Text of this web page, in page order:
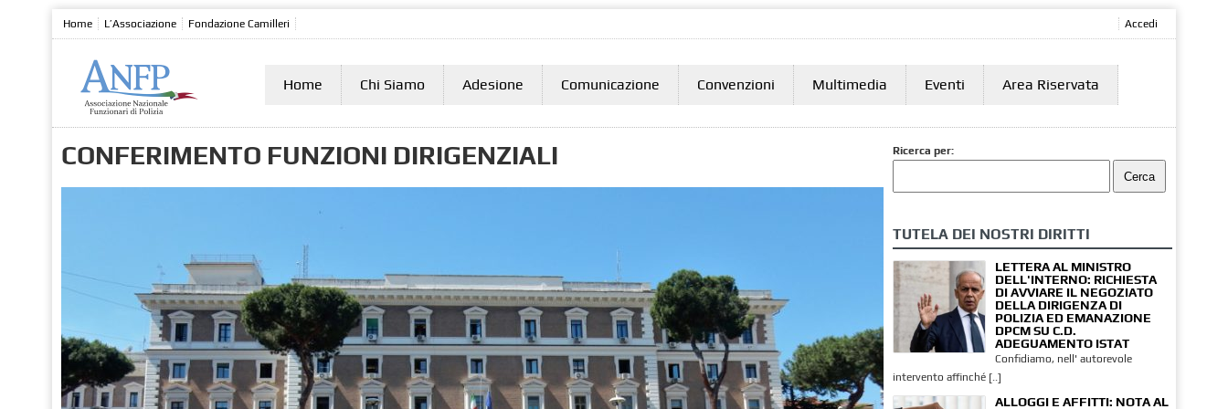
Home L’Associazione Fondazione Camilleri Accedi
Home Chi Siamo Adesione Comunicazione Convenzioni Multimedia Eventi Area Riservata
CONFERIMENTO FUNZIONI DIRIGENZIALI Ricerca per:
TUTELA DEI NOSTRI DIRITTI
LETTERA AL MINISTRO
DELL'INTERNO: RICHIESTA
DI AVVIARE IL NEGOZIATO
DELLA DIRIGENZA DI
POLIZIA ED EMANAZIONE
DPCM SU C.D.
ADEGUAMENTO ISTAT
Confidiamo, nell' autorevole
intervento affinché [..]
ALLOGGI E AFFITTI: NOTA AL